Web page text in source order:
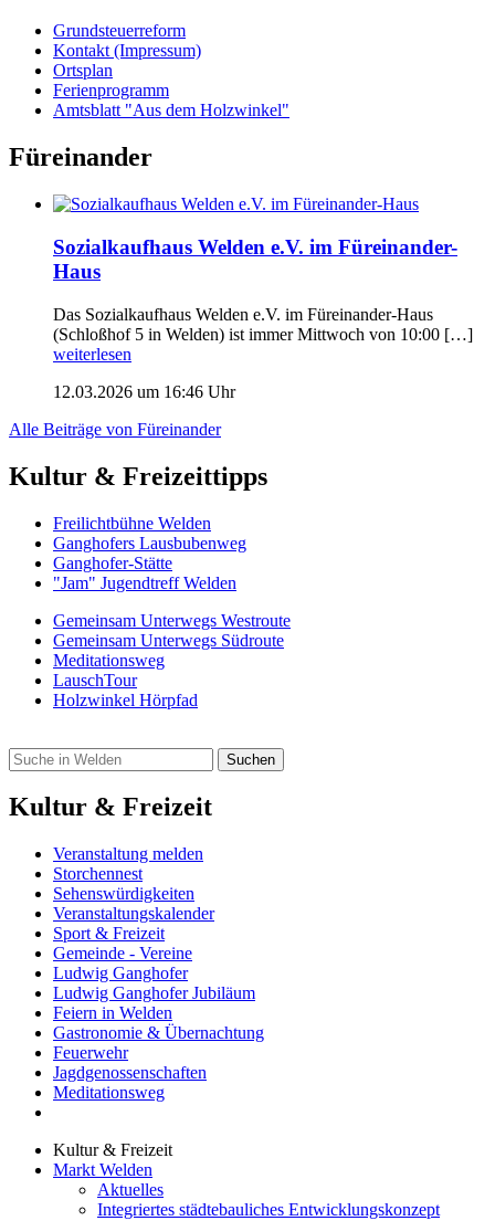
Grundsteuerreform
Kontakt (Impressum)
Ortsplan
Ferienprogramm
Amtsblatt "Aus dem Holzwinkel"
Füreinander
Sozialkaufhaus Welden e.V. im Füreinander-
Haus
Das Sozialkaufhaus Welden e.V. im Füreinander-Haus
(Schloßhof 5 in Welden) ist immer Mittwoch von 10:00 […]
weiterlesen
12.03.2026 um 16:46 Uhr
Alle Beiträge von Füreinander
Kultur & Freizeittipps
Freilicht­bühne Welden
Ganghofers Lausbubenweg
Ganghofer-Stätte
"Jam" Jugendtreff Welden
Gemeinsam Unterwegs Westroute
Gemeinsam Unterwegs Südroute
Meditationsweg
LauschTour
Holzwinkel Hörpfad
Kultur & Freizeit
Veranstaltung melden
Storchennest
Sehenswürdigkeiten
Veranstaltungskalender
Sport & Freizeit
Gemeinde - Vereine
Ludwig Ganghofer
Ludwig Ganghofer Jubiläum
Feiern in Welden
Gastronomie & Übernachtung
Feuerwehr
Jagdgenossenschaften
Meditationsweg
Kultur & Freizeit
Markt Welden
Aktuelles
Integriertes städtebauliches Entwicklungskonzept